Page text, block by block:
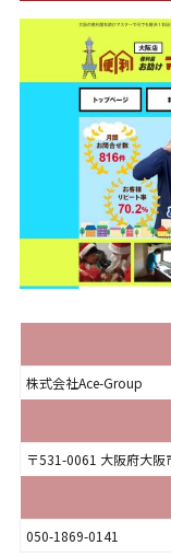
株式会社Ace-Group
〒531-0061 大阪府大
050-1869-0141